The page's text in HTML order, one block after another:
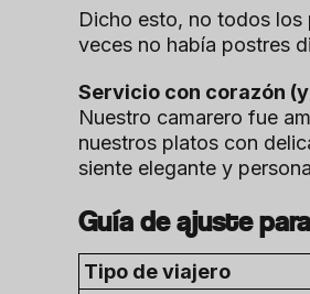
Dicho esto, no todos los
veces no había postres
Servicio con corazón
Nuestro camarero fue
nuestros platos con
siente elegante y
Guía de ajuste
Tipo de viajero